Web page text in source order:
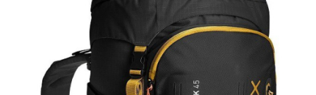
Corzi si Cordeline
Suruburi de gheata
Magneziu